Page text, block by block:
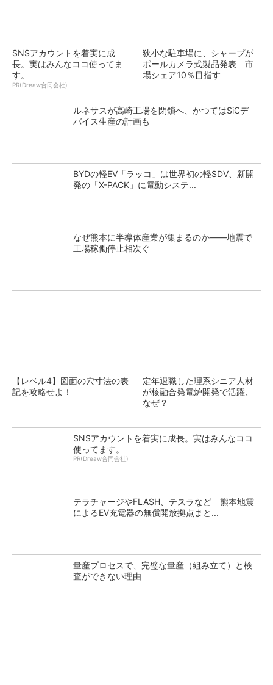
SNSアカウントを着実に成
長。実はみんなココ使ってま
す。
PR(Dreaw合同会社)
狭小な駐車場に、シャープが
ポールカメラ式製品発表 市
場シェア10％目指す
ルネサスが高崎工場を閉鎖へ、かつてはSiCデ
バイス生産の計画も
BYDの軽EV「ラッコ」は世界初の軽SDV、新開
発の「X-PACK」に電動システ...
なぜ熊本に半導体産業が集まるのか――地震で
工場稼働停止相次ぐ
【レベル4】図面の穴寸法の表
記を攻略せよ！
定年退職した理系シニア人材
が核融合発電炉開発で活躍、
なぜ？
SNSアカウントを着実に成長。実はみんなココ
使ってます。
PR(Dreaw合同会社)
テラチャージやFLASH、テスラなど 熊本地震
によるEV充電器の無償開放拠点まと...
量産プロセスで、完璧な量産（組み立て）と検
査ができない理由